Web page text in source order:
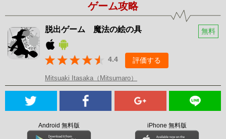
ゲーム攻略
脱出ゲーム 魔法の絵の‪具 無料
4.4 評価する
Mitsuaki Itasaka（Mitsumaro）
Android 無料版 iPhone 無料版